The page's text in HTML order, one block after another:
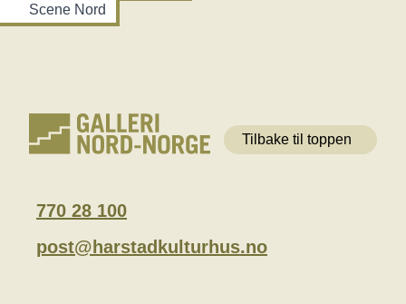
Scene Nord
Tilbake til toppen
770 28 100
post@harstadkulturhus.no